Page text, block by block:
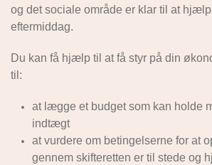
og det sociale område er klar til at
eftermiddag.
Du kan få hjælp til at få styr på din
til:
at lægge et budget som kan holde
indtægt
at vurdere om betingelserne for at
gennem skifteretten er til stede og